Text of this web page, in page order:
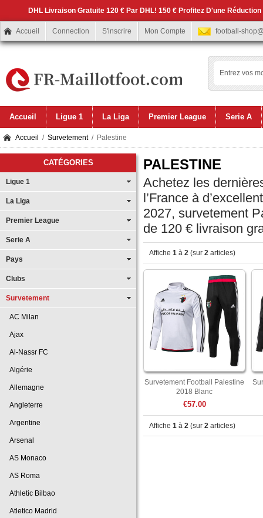
DHL Livraison Gratuite 120 € Par DHL! 150 € Profitez D'une
Accueil Connection S'inscrire Mon Compte football-
Accueil Ligue 1 La Liga Premier League Serie A
Accueil / Survetement/ Palestine
CATÉGORIES
Ligue 1
La Liga
Premier League
Serie A
Pays
Clubs
Survetement
AC Milan
Ajax
Al-Nassr FC
Algérie
Allemagne
Angleterre
Argentine
Arsenal
AS Monaco
AS Roma
Athletic Bilbao
Atletico Madrid
PALESTINE
Achetez les
l’France à
2027, survetement
de 120 € livraison
Affiche 1 à 2 (sur 2 articles)
Survetement Football Palestine
2018 Blanc
€57.00
Affiche 1 à 2 (sur 2 articles)